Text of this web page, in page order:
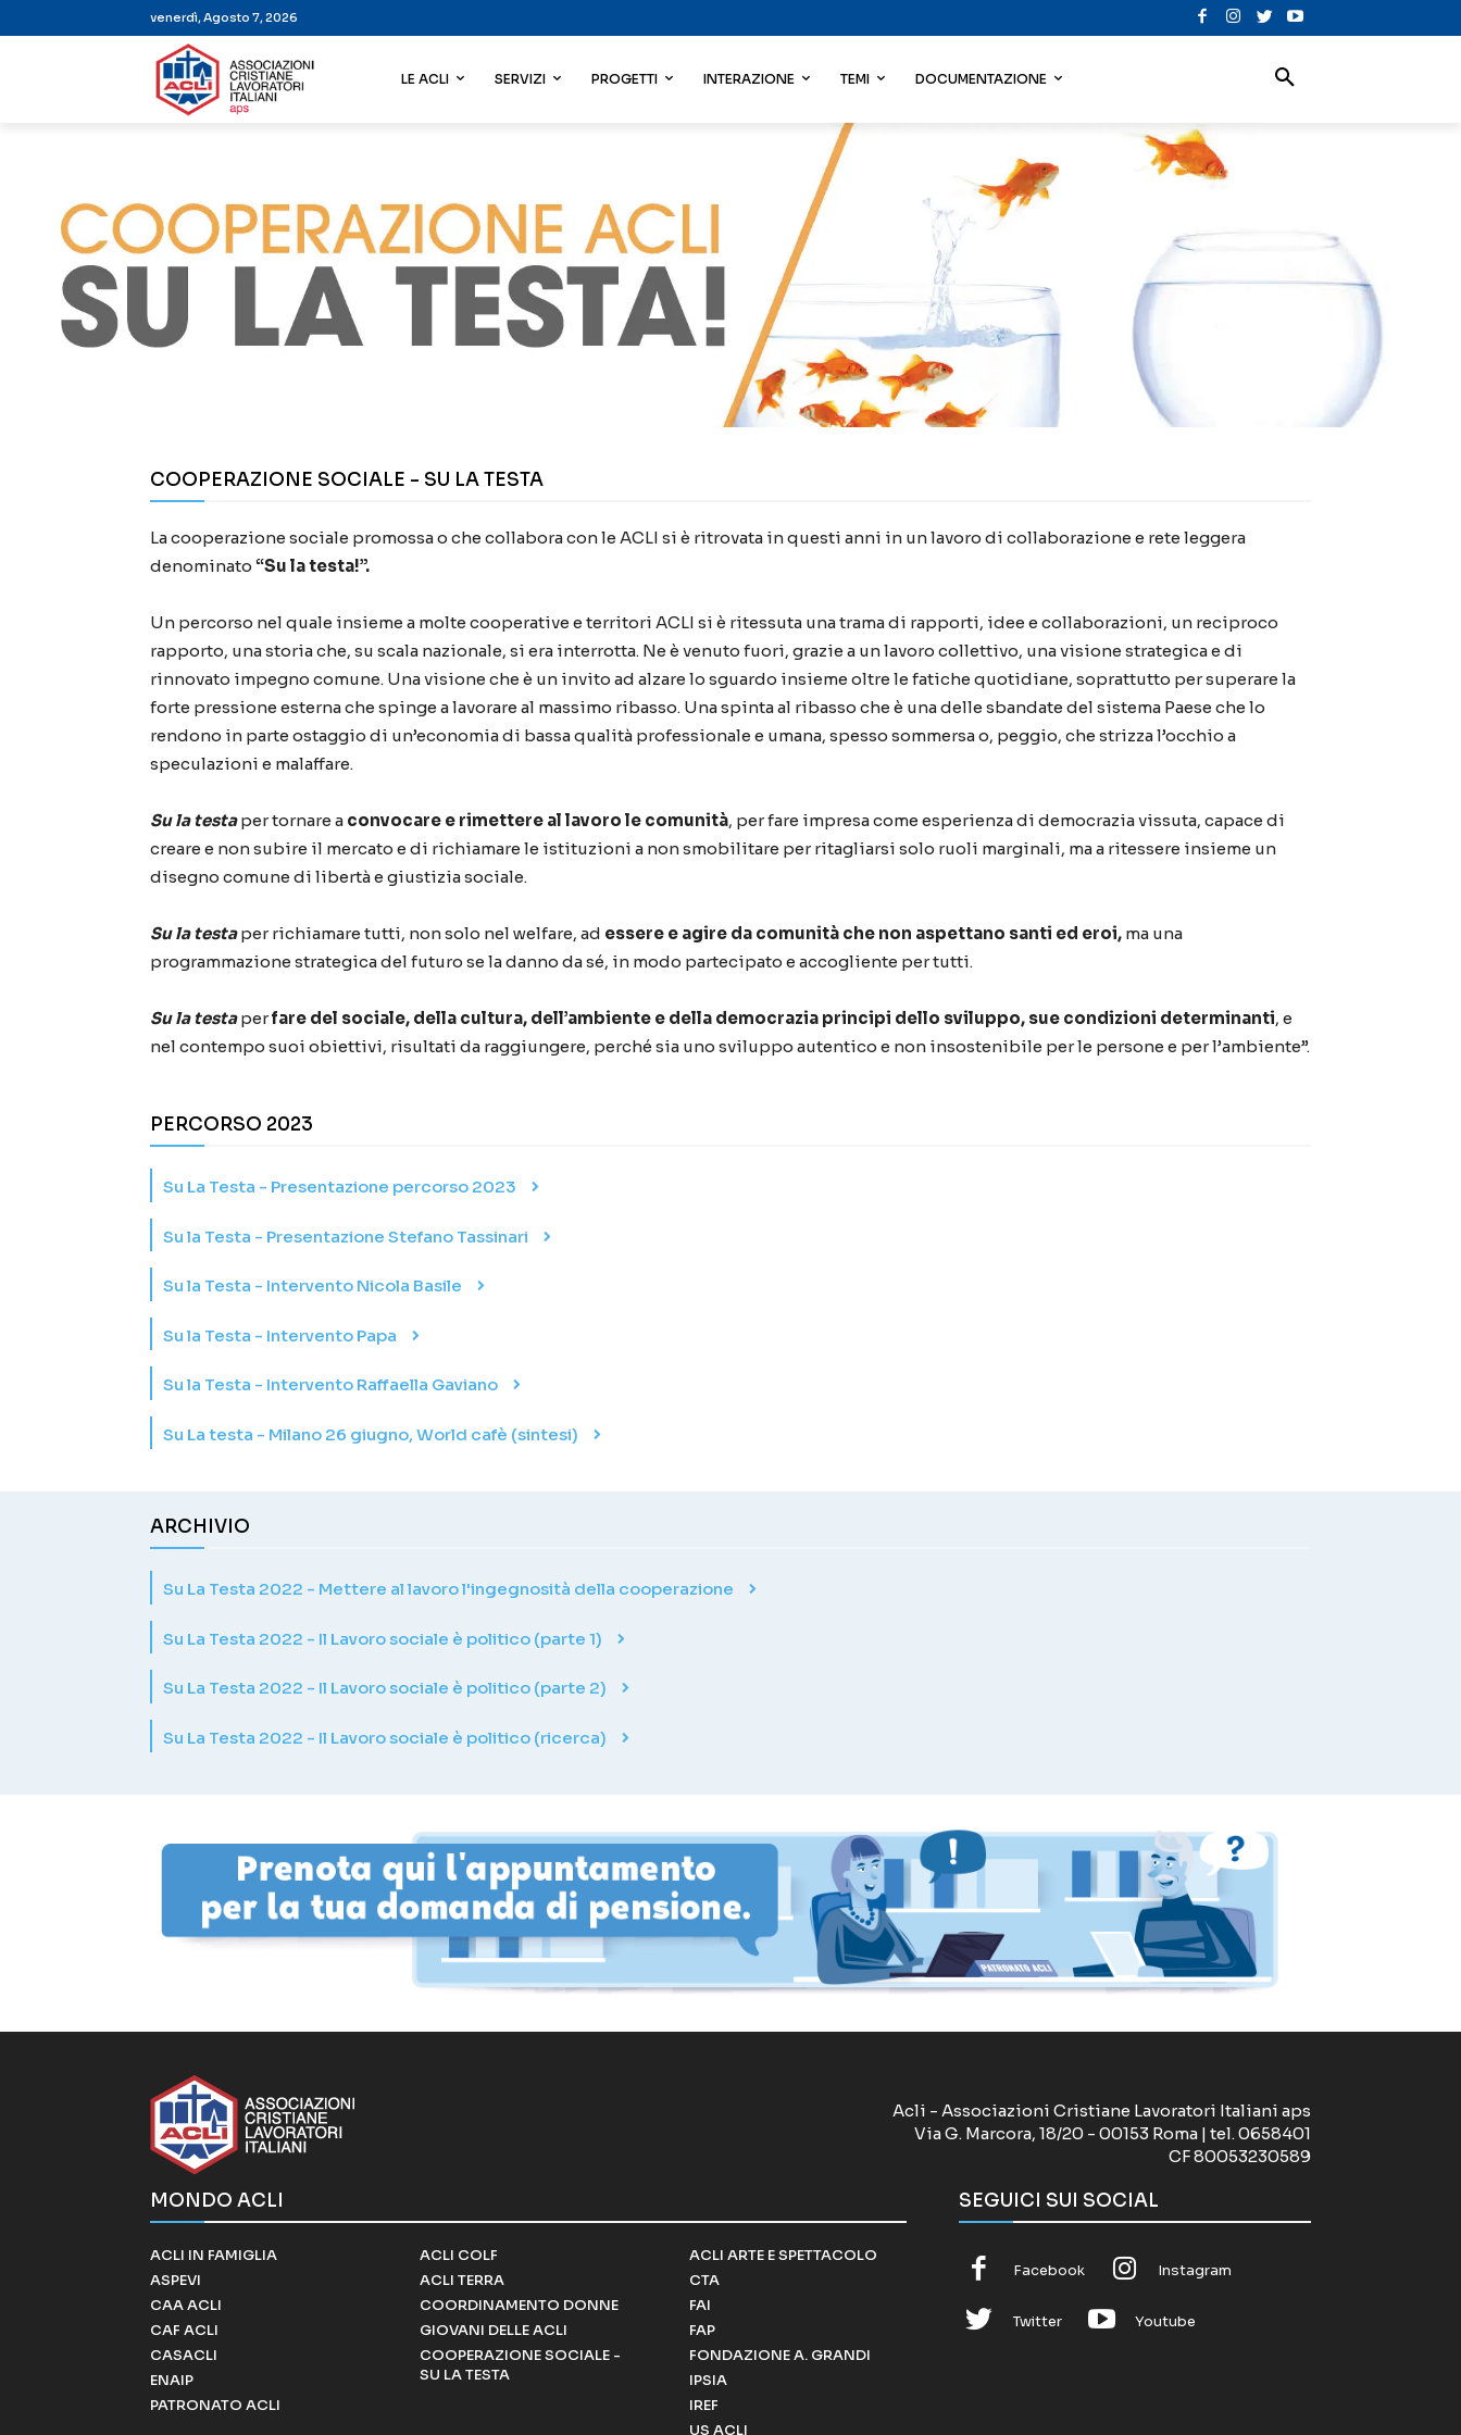
venerdì, Agosto 7, 2026
LE ACLI SERVIZI PROGETTI INTERAZIONE TEMI DOCUMENTAZIONE
COOPERAZIONE SOCIALE - SU LA TESTA
La cooperazione sociale promossa o che collabora con le ACLI si è ritrovata in questi anni in un lavoro di collaborazione e rete leggera
denominato “Su la testa!”.
Un percorso nel quale insieme a molte cooperative e territori ACLI si è ritessuta una trama di rapporti, idee e collaborazioni, un reciproco
rapporto, una storia che, su scala nazionale, si era interrotta. Ne è venuto fuori, grazie a un lavoro collettivo, una visione strategica e di
rinnovato impegno comune. Una visione che è un invito ad alzare lo sguardo insieme oltre le fatiche quotidiane, soprattutto per superare la
forte pressione esterna che spinge a lavorare al massimo ribasso. Una spinta al ribasso che è una delle sbandate del sistema Paese che lo
rendono in parte ostaggio di un’economia di bassa qualità professionale e umana, spesso sommersa o, peggio, che strizza l’occhio a
speculazioni e malaffare.
Su la testaper tornare a convocare e rimettere al lavoro le comunità, per fare impresa come esperienza di democrazia vissuta, capace di
creare e non subire il mercato e di richiamare le istituzioni a non smobilitare per ritagliarsi solo ruoli marginali, ma a ritessere insieme un
disegno comune di libertà e giustizia sociale.
Su la testaper richiamare tutti, non solo nel welfare, ad essere e agire da comunità che non aspettano santi ed eroi, ma una
programmazione strategica del futuro se la danno da sé, in modo partecipato e accogliente per tutti.
Su la testaperfare del sociale, della cultura, dell’ambiente e della democrazia principi dello sviluppo, sue condizioni determinanti, e
nel contempo suoi obiettivi, risultati da raggiungere, perché sia uno sviluppo autentico e non insostenibile per le persone e per l’ambiente”.
PERCORSO 2023
Su La Testa - Presentazione percorso 2023
Su la Testa - Presentazione Stefano Tassinari
Su la Testa - Intervento Nicola Basile
Su la Testa - Intervento Papa
Su la Testa - Intervento Raffaella Gaviano
Su La testa - Milano 26 giugno, World cafè (sintesi)
ARCHIVIO
Su La Testa 2022 - Mettere al lavoro l'ingegnosità della cooperazione
Su La Testa 2022 - Il Lavoro sociale è politico (parte 1)
Su La Testa 2022 - Il Lavoro sociale è politico (parte 2)
Su La Testa 2022 - Il Lavoro sociale è politico (ricerca)
Acli - Associazioni Cristiane Lavoratori Italiani aps
Via G. Marcora, 18/20 - 00153 Roma | tel. 0658401
CF 80053230589
MONDO ACLI
ACLI IN FAMIGLIA
ASPEVI
CAA ACLI
CAF ACLI
CASACLI
ENAIP
PATRONATO ACLI
ACLI COLF
ACLI TERRA
COORDINAMENTO DONNE
GIOVANI DELLE ACLI
COOPERAZIONE SOCIALE -
SU LA TESTA
ACLI ARTE E SPETTACOLO
CTA
FAI
FAP
FONDAZIONE A. GRANDI
IPSIA
IREF
US ACLI
SEGUICI SUI SOCIAL
Facebook Instagram
Twitter Youtube